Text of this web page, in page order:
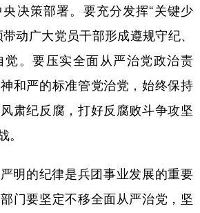
决策部署。要充分发挥“关键少
动广大党员干部形成遵规守纪、
觉。要压实全面从严治党政治责
和严的标准管党治党，始终保持
肃纪反腐，打好反腐败斗争攻坚
的纪律是兵团事业发展的重要
门要坚定不移全面从严治党，坚